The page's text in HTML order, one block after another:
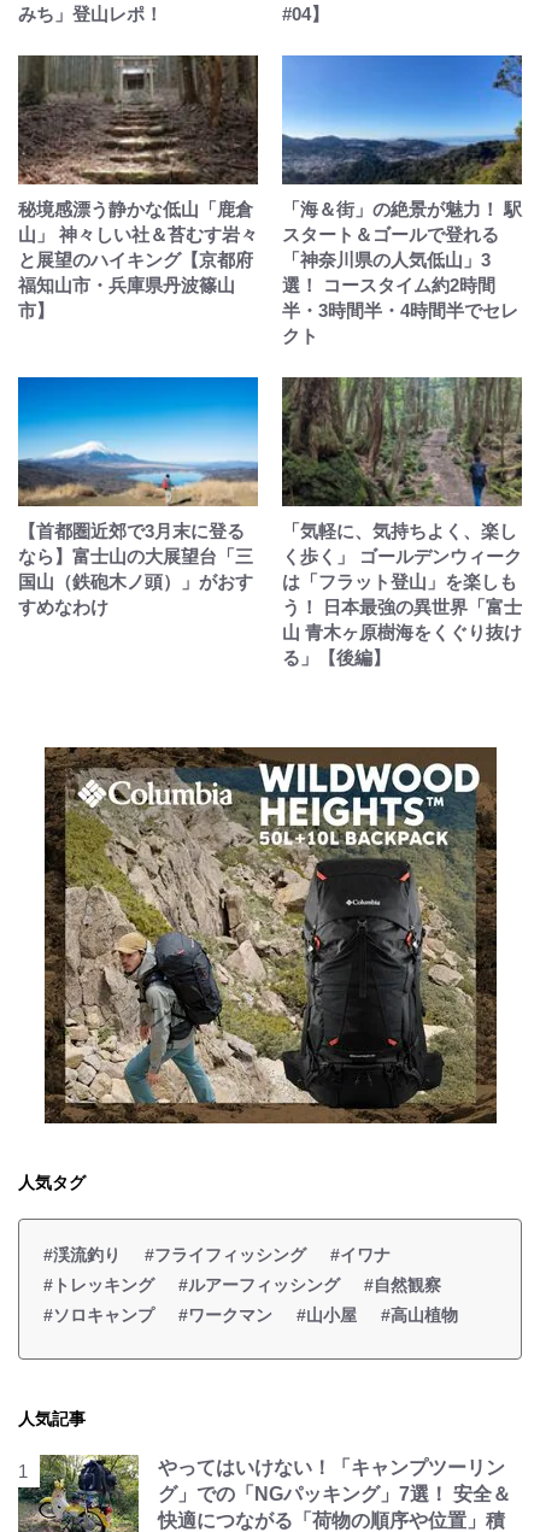
みち」登山レポ！ #04】
秘境感漂う静かな低山「鹿倉
山」 神々しい社＆苔むす岩々
と展望のハイキング【京都府
福知山市・兵庫県丹波篠山
市】
「海＆街」の絶景が魅力！ 駅
スタート＆ゴールで登れる
「神奈川県の人気低山」3
選！ コースタイム約2時間
半・3時間半・4時間半でセレ
クト
【首都圏近郊で3月末に登る
なら】富士山の大展望台「三
国山（鉄砲木ノ頭）」がおす
すめなわけ
「気軽に、気持ちよく、楽し
く歩く」 ゴールデンウィーク
は「フラット登山」を楽しも
う！ 日本最強の異世界「富士
山 青木ヶ原樹海をくぐり抜け
る」【後編】
人気タグ
#渓流釣り #フライフィッシング
#イワナ
#トレッキング
#ルアーフィッシング
#自然観察
#ソロキャンプ
#ワークマン #山小屋 #高山植物
人気記事
やってはいけない！「キャンプツーリン
グ」での「NGパッキング」7選！ 安全＆
快適につながる「荷物の順序や位置」積